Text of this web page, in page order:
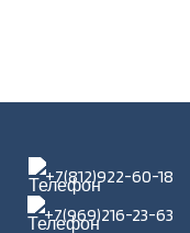
+7(812)922-60-18
+7(969)216-23-63